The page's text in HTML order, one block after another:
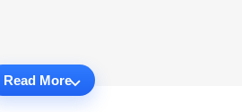
Read More